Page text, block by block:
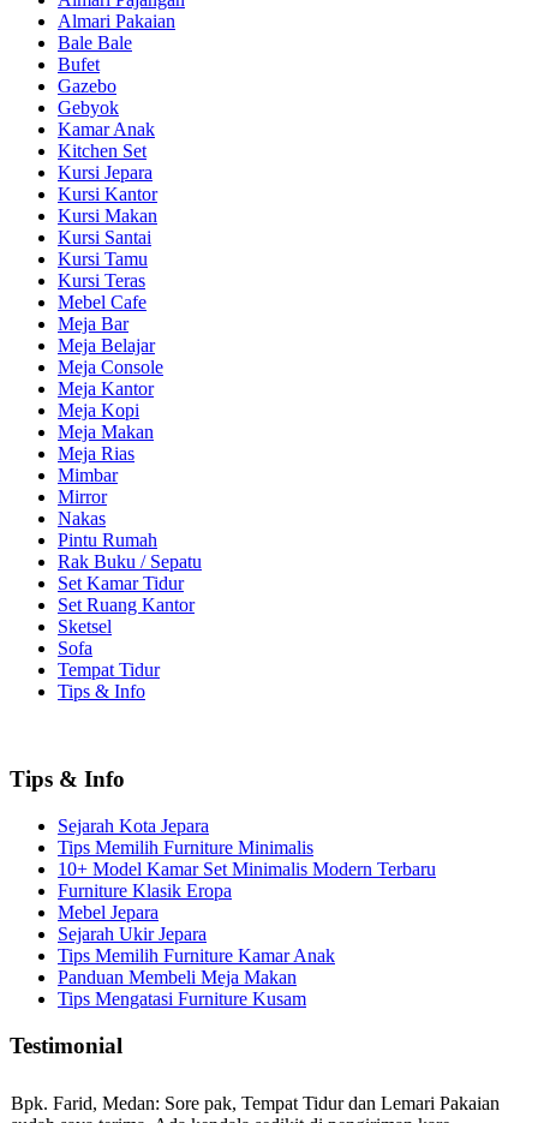
Almari Pakaian
Bale Bale
Bufet
Gazebo
Gebyok
Kamar Anak
Kitchen Set
Kursi Jepara
Kursi Kantor
Kursi Makan
Kursi Santai
Kursi Tamu
Kursi Teras
Mebel Cafe
Meja Bar
Meja Belajar
Meja Console
Meja Kantor
Meja Kopi
Meja Makan
Meja Rias
Mimbar
Mirror
Nakas
Pintu Rumah
Rak Buku / Sepatu
Set Kamar Tidur
Set Ruang Kantor
Sketsel
Sofa
Tempat Tidur
Tips & Info
Tips & Info
Sejarah Kota Jepara
Tips Memilih Furniture Minimalis
10+ Model Kamar Set Minimalis Modern Terbaru
Furniture Klasik Eropa
Mebel Jepara
Sejarah Ukir Jepara
Tips Memilih Furniture Kamar Anak
Panduan Membeli Meja Makan
Tips Mengatasi Furniture Kusam
Testimonial
Bpk. Farid, Medan: Sore pak, Tempat Tidur dan Lemari Pakaian